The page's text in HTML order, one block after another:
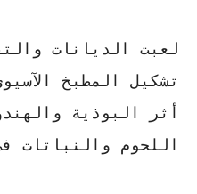
لعبت الديانات
تشكيل المطبخ
أثر البوذية
اللحوم والنباتات